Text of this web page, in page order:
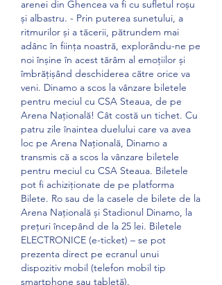
arenei din Ghencea va fi cu sufletul roșu
și albastru. - Prin puterea sunetului, a
ritmurilor și a tăcerii, pătrundem mai
adânc în ființa noastră, explorându-ne pe
noi înșine în acest tărâm al emoțiilor și
îmbrățișând deschiderea către orice va
veni. Dinamo a scos la vânzare biletele
pentru meciul cu CSA Steaua, de pe
Arena Națională! Cât costă un tichet. Cu
patru zile înaintea duelului care va avea
loc pe Arena Națională, Dinamo a
transmis că a scos la vânzare biletele
pentru meciul cu CSA Steaua. Biletele
pot fi achiziționate de pe platforma
Bilete. Ro sau de la casele de bilete de la
Arena Națională și Stadionul Dinamo, la
prețuri începând de la 25 lei. Biletele
ELECTRONICE (e-ticket) – se pot
prezenta direct pe ecranul unui
dispozitiv mobil (telefon mobil tip
smartphone sau tabletă).